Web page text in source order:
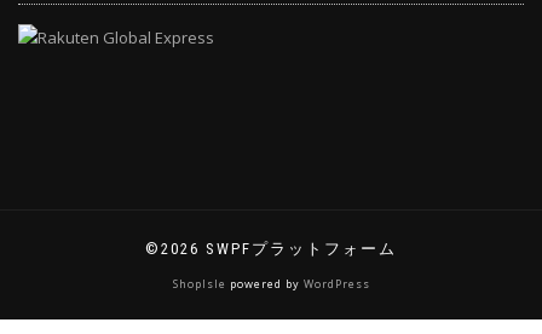
©2026 SWPFプラットフォーム
ShopIsle powered by WordPress